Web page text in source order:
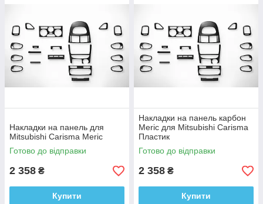
Накладки на панель для
Mitsubishi Carisma Meric
Готово до відправки
2 358 ₴
Купити
Накладки на панель карбон
Meric для Mitsubishi Carisma
Пластик
Готово до відправки
2 358 ₴
Купити